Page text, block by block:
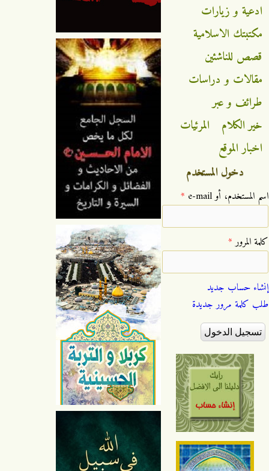
ادعية و زيارات
مكتبتك الاسلامية
قصص للناشئين
مقالات و دراسات
طرائف و عبر
خير الكلام
المرئيات
اخبار الموقع
دخول المستخدم
‏اسم المستخدم، أو e-mail ‏ *
‏كلمة المرور ‏*
إنشاء حساب جديد
طلب كلمة مرور جديدة